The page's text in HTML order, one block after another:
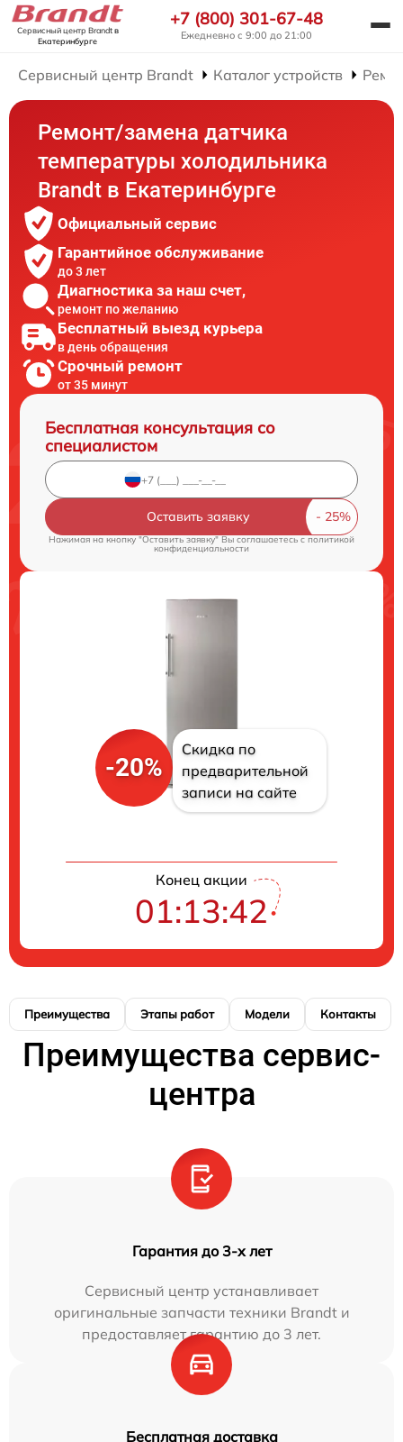
Сервисный центр Brandtв
Екатеринбурге
+7 (800) 301-67-48
Ежедневно с 9:00 до 21:00
Сервисный центр Brandt Каталог устройств
Ремонт/замена датчика
температуры холодильника
Brandt в Екатеринбурге
Официальный сервис
Гарантийное обслуживание
до 3 лет
Диагностика за наш счет,
ремонт по желанию
Бесплатный выезд курьера
в день обращения
Срочный ремонт
от 35 минут
Бесплатная консультация со
специалистом
Оставить заявку
Нажимая на кнопку "Оставить заявку" Вы соглашаетесь c политикой
конфиденциальности
-20%
Скидка по
предварительной
записи на сайте
Конец акции
01:13:41
Преимущества Этапы работ Модели Контакты
Преимущества сервис-
центра
Гарантия до 3-х лет
Сервисный центр устанавливает
оригинальные запчасти техники Brandt и
предоставляет гарантию до 3 лет.
Бесплатная доставка